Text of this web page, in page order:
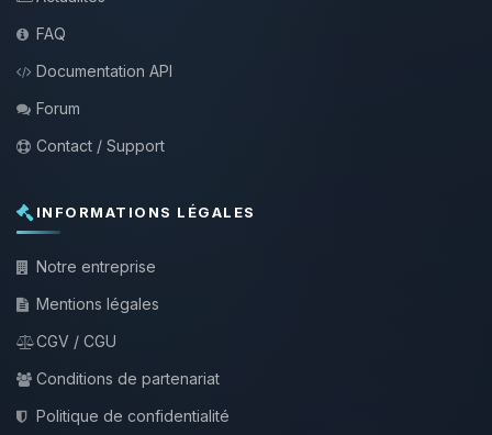
FAQ
Documentation API
Forum
Contact / Support
INFORMATIONS LÉGALES
Notre entreprise
Mentions légales
CGV / CGU
Conditions de partenariat
Politique de confidentialité